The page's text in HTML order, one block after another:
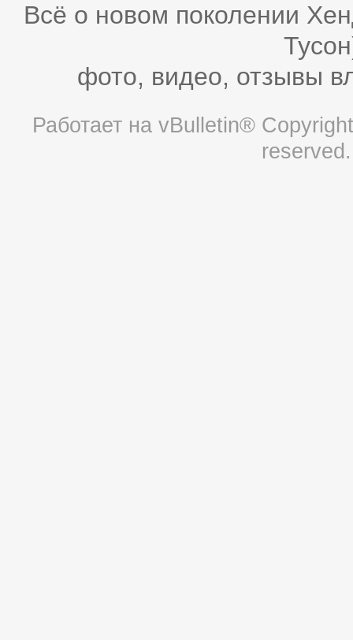
Всё о новом поколении
фото, видео, отзывы
Работает на vBulletin®